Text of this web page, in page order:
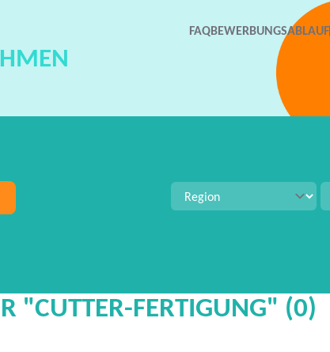
FAQBEWERBUNGSABLAUF
"CUTTER-FERTIGUNG" (0)